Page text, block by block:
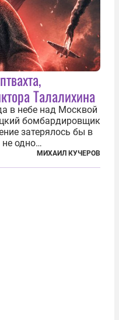
Талалихина
в небе над Москвой
бомбардировщик
затерялось бы в
одно
из первых в
ночных таранов.
МИХАИЛ КУЧЕРОВ